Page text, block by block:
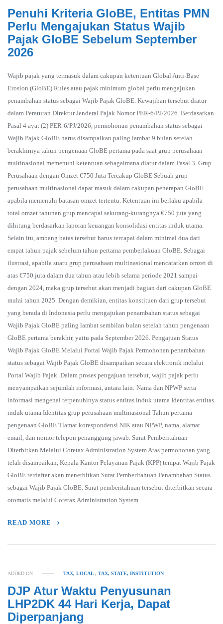
Penuhi Kriteria GloBE, Entitas PMN
Perlu Mengajukan Status Wajib
Pajak GloBE Sebelum September
2026
Wajib pajak yang termasuk dalam cakupan ketentuan Global Anti-Base
Erosion (GloBE) Rules atau pajak minimum global perlu mengajukan
penambahan status sebagai Wajib Pajak GloBE. Kewajiban tersebut diatur
dalam Peraturan Direktur Jenderal Pajak Nomor PER-6/PJ/2026. Berdasarkan
Pasal 4 ayat (2) PER-6/PJ/2026, permohonan penambahan status sebagai
Wajib Pajak GloBE harus disampaikan paling lambat 9 bulan setelah
berakhirnya tahun pengenaan GloBE pertama pada saat grup perusahaan
multinasional memenuhi ketentuan sebagaimana diatur dalam Pasal 3. Grup
Perusahaan dengan Omzet €750 Juta Tercakup GloBE Sebuah grup
perusahaan multinasional dapat masuk dalam cakupan penerapan GloBE
apabila memenuhi batasan omzet tertentu. Ketentuan ini berlaku apabila
total omzet tahunan grup mencapai sekurang-kurangnya €750 juta yang
dihitung berdasarkan laporan keuangan konsolidasi entitas induk utama.
Selain itu, ambang batas tersebut harus tercapai dalam minimal dua dari
empat tahun pajak sebelum tahun pertama pemberlakuan GloBE. Sebagai
ilustrasi, apabila suatu grup perusahaan multinasional mencatatkan omzet di
atas €750 juta dalam dua tahun atau lebih selama periode 2021 sampai
dengan 2024, maka grup tersebut akan menjadi bagian dari cakupan GloBE
mulai tahun 2025. Dengan demikian, entitas konstituen dari grup tersebut
yang berada di Indonesia perlu mengajukan penambahan status sebagai
Wajib Pajak GloBE paling lambat sembilan bulan setelah tahun pengenaan
GloBE pertama berakhir, yaitu pada September 2026. Pengajuan Status
Wajib Pajak GloBE Melalui Portal Wajib Pajak Permohonan penambahan
status sebagai Wajib Pajak GloBE disampaikan secara elektronik melalui
Portal Wajib Pajak. Dalam proses pengajuan tersebut, wajib pajak perlu
menyampaikan sejumlah informasi, antara lain: Nama dan NPWP serta
informasi mengenai terpenuhinya status entitas induk utama Identitas entitas
induk utama Identitas grup perusahaan multinasional Tahun pertama
pengenaan GloBE Tlamat korespondensi NIK atau NPWP, nama, alamat
email, dan nomor telepon penanggung jawab. Surat Pemberitahuan
Diterbitkan Melalui Coretax Administration System Atas permohonan yang
telah disampaikan, Kepala Kantor Pelayanan Pajak (KPP) tempat Wajib Pajak
GloBE terdaftar akan menerbitkan Surat Pemberitahuan Penambahan Status
sebagai Wajib Pajak GloBE. Surat pemberitahuan tersebut diterbitkan secara
otomatis melalui Coretax Administration System.
READ MORE
ADDED ON TAX, LOCAL,TAX, STATE, INSTITUTION
DJP Atur Waktu Penyusunan
LHP2DK 44 Hari Kerja, Dapat
Diperpanjang